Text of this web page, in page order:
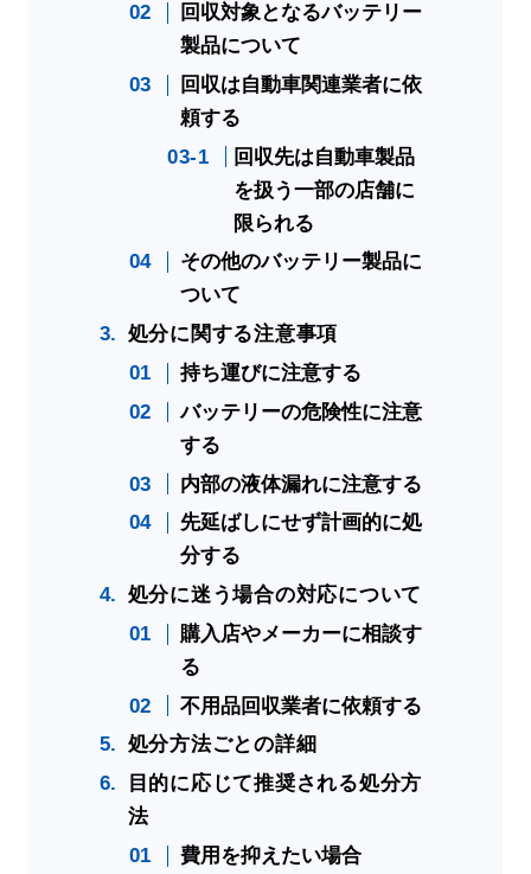
回収対象となるバッテリー
製品について
回収は自動車関連業者に依
頼する
回収先は自動車製品
を扱う一部の店舗に
限られる
その他のバッテリー製品に
ついて
処分に関する注意事項
持ち運びに注意する
バッテリーの危険性に注意
する
内部の液体漏れに注意する
先延ばしにせず計画的に処
分する
処分に迷う場合の対応について
購入店やメーカーに相談す
る
不用品回収業者に依頼する
処分方法ごとの詳細
目的に応じて推奨される処分方
法
費用を抑えたい場合